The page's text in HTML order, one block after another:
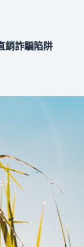
銷詐騙陷阱